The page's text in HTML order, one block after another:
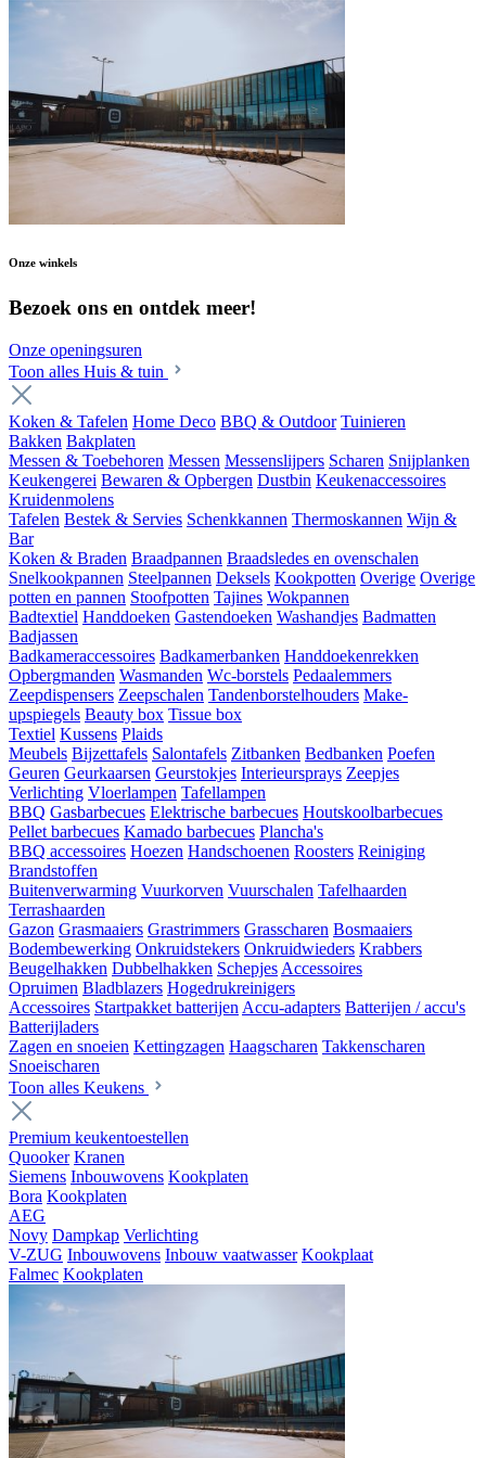
Onze winkels
Bezoek ons en ontdek meer!
Onze openingsuren
Toon alles Huis & tuin
Koken & Tafelen Home Deco BBQ & Outdoor Tuinieren
Bakken Bakplaten
Messen & Toebehoren Messen Messenslijpers Scharen Snijplanken
Keukengerei Bewaren & Opbergen Dustbin Keukenaccessoires
Kruidenmolens
Tafelen Bestek & Servies Schenkkannen Thermoskannen Wijn &
Bar
Koken & Braden Braadpannen Braadsledes en ovenschalen
Snelkookpannen Steelpannen Deksels Kookpotten Overige Overige
potten en pannen Stoofpotten Tajines Wokpannen
Badtextiel Handdoeken Gastendoeken Washandjes Badmatten
Badjassen
Badkameraccessoires Badkamerbanken Handdoekenrekken
Opbergmanden Wasmanden Wc-borstels Pedaalemmers
Zeepdispensers Zeepschalen Tandenborstelhouders Make-
upspiegels Beauty box Tissue box
Textiel Kussens Plaids
Meubels Bijzettafels Salontafels Zitbanken Bedbanken Poefen
Geuren Geurkaarsen Geurstokjes Interieursprays Zeepjes
Verlichting Vloerlampen Tafellampen
BBQ Gasbarbecues Elektrische barbecues Houtskoolbarbecues
Pellet barbecues Kamado barbecues Plancha's
BBQ accessoires Hoezen Handschoenen Roosters Reiniging
Brandstoffen
Buitenverwarming Vuurkorven Vuurschalen Tafelhaarden
Terrashaarden
Gazon Grasmaaiers Grastrimmers Grasscharen Bosmaaiers
Bodembewerking Onkruidstekers Onkruidwieders Krabbers
Beugelhakken Dubbelhakken Schepjes Accessoires
Opruimen Bladblazers Hogedrukreinigers
Accessoires Startpakket batterijen Accu-adapters Batterijen / accu's
Batterijladers
Zagen en snoeien Kettingzagen Haagscharen Takkenscharen
Snoeischaren
Toon alles Keukens
Premium keukentoestellen
Quooker Kranen
Siemens Inbouwovens Kookplaten
Bora Kookplaten
AEG
Novy Dampkap Verlichting
V-ZUG Inbouwovens Inbouw vaatwasser Kookplaat
Falmec Kookplaten